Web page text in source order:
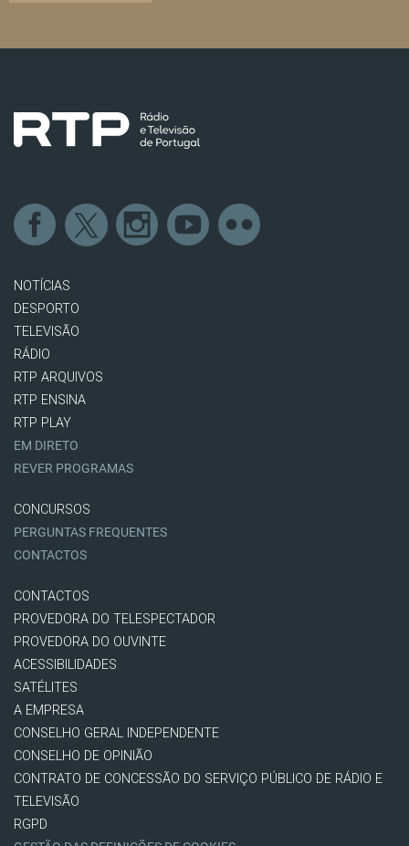
NOTÍCIAS
DESPORTO
TELEVISÃO
RÁDIO
RTP ARQUIVOS
RTP ENSINA
RTP PLAY
EM DIRETO
REVER PROGRAMAS
CONCURSOS
PERGUNTAS FREQUENTES
CONTACTOS
CONTACTOS
PROVEDORA DO TELESPECTADOR
PROVEDORA DO OUVINTE
ACESSIBILIDADES
SATÉLITES
A EMPRESA
CONSELHO GERAL INDEPENDENTE
CONSELHO DE OPINIÃO
CONTRATO DE CONCESSÃO DO SERVIÇO PÚBLICO DE RÁDIO E
TELEVISÃO
RGPD